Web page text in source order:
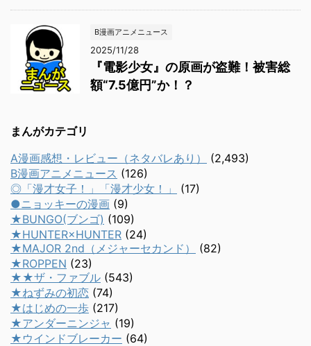
B漫画アニメニュース
2025/11/28
『電影少女』の原画が盗難！被害総
額“7.5億円”か！？
まんがカテゴリ
A漫画感想・レビュー（ネタバレあり）
(2,493)
B漫画アニメニュース (126)
◎「漫才女子！」「漫才少女！」
(17)
●ニョッキーの漫画 (9)
★BUNGO(ブンゴ) (109)
★HUNTER×HUNTER (24)
★MAJOR 2nd（メジャーセカンド）
(82)
★ROPPEN (23)
★★ザ・ファブル (543)
★ねずみの初恋 (74)
★はじめの一歩 (217)
★アンダーニンジャ (19)
★ウインドブレーカー (64)